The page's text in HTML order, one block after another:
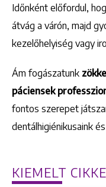
Időnként előfordul,
átvág a várón, majd
kezelőhelyiség vagy
Ám fogászatunk
páciensek
fontos szerepet
dentálhigiénikusaink
KIEMELT